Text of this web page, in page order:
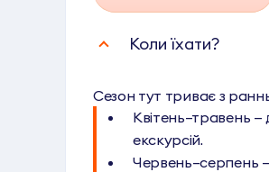
Коли їхати?
Сезон тут триває з
Квітень–травень
екскурсій.
Червень–серпень